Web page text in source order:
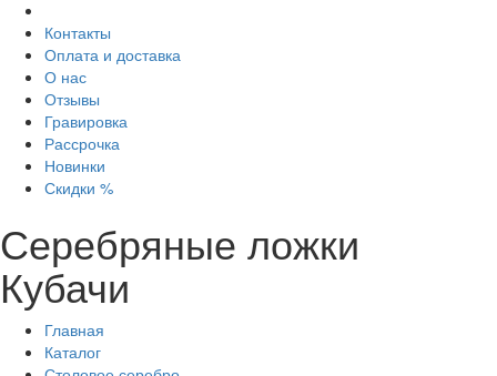
Контакты
Оплата и доставка
О нас
Отзывы
Гравировка
Рассрочка
Новинки
Скидки %
Серебряные ложки
Кубачи
Главная
Каталог